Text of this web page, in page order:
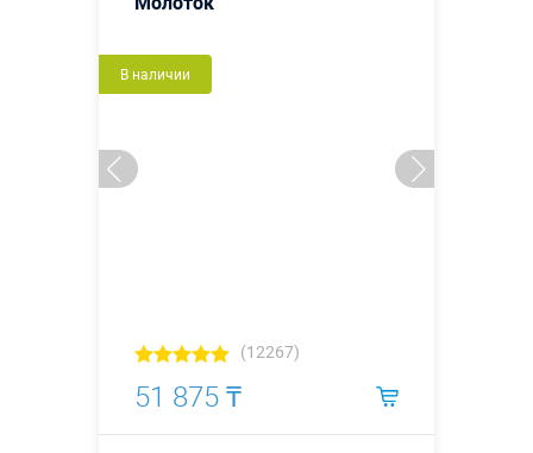
В наличии
(12267)
51 875 ₸